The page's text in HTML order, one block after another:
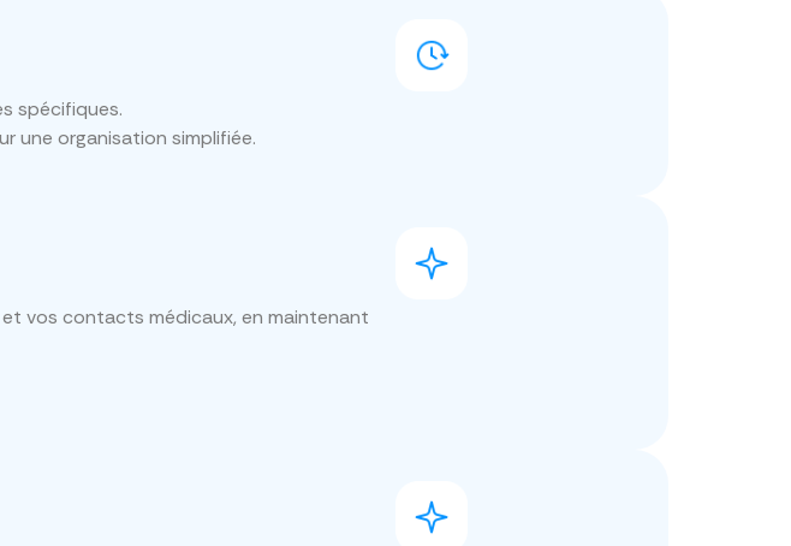
spécifiques.
une organisation simplifiée.
vos contacts médicaux, en maintenant